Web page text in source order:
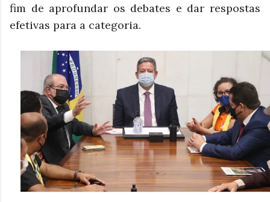
fim de aprofundar os debates e dar respostas
efetivas para a categoria.